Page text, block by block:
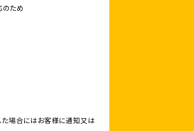
のため
た場合にはお客様に通知又は